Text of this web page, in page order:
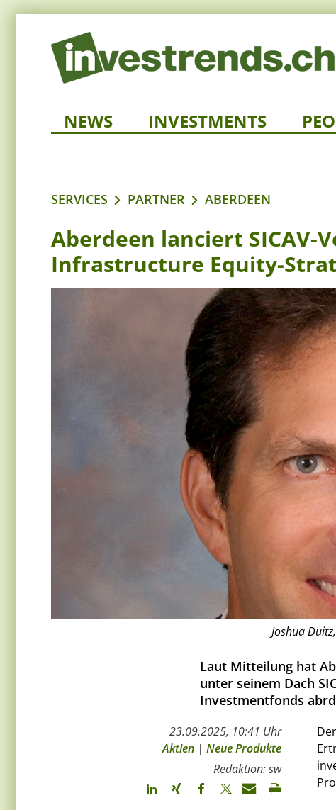
NEWS INVESTMENTS
SERVICES PARTNER ABERDEEN
Aberdeen lanciert SICAV-
Infrastructure Equity-
Joshua
Laut Mitteilung hat
unter seinem Dach
Investmentfonds
23.09.2025, 10:41 Uhr
Aktien | Neue Produkte
Redaktion: sw